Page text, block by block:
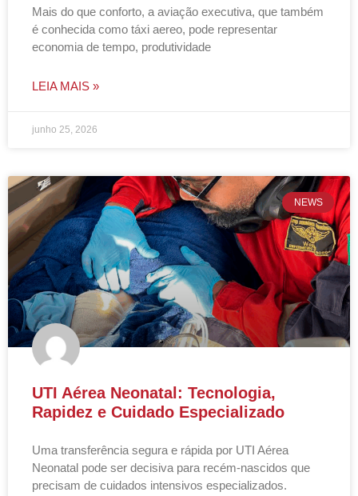
Mais do que conforto, a aviação executiva, que também
é conhecida como táxi aereo, pode representar
economia de tempo, produtividade
LEIA MAIS »
junho 25, 2026
NEWS
UTI Aérea Neonatal: Tecnologia,
Rapidez e Cuidado Especializado
Uma transferência segura e rápida por UTI Aérea
Neonatal pode ser decisiva para recém-nascidos que
precisam de cuidados intensivos especializados.